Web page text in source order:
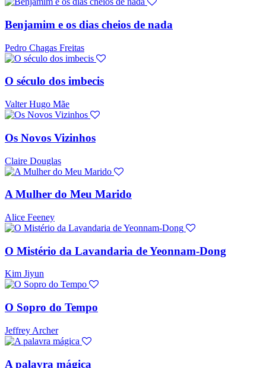
Benjamim e os dias cheios de nada
Pedro Chagas Freitas
O século dos imbecis
Valter Hugo Mãe
Os Novos Vizinhos
Claire Douglas
A Mulher do Meu Marido
Alice Feeney
O Mistério da Lavandaria de Yeonnam-Dong
Kim Jiyun
O Sopro do Tempo
Jeffrey Archer
A palavra mágica